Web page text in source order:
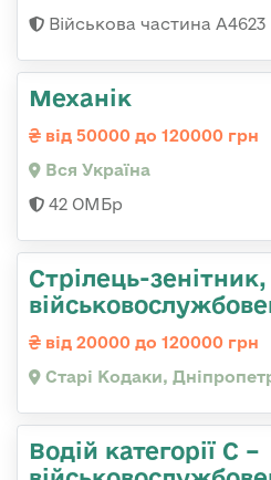
Військова частина А4623
Механік
від 50000 до 120000 грн
Вся Україна
42 ОМБр
Стрілець-зенітник,
від 20000 до 120000 грн
Старі Кодаки,
Водій категорії С –